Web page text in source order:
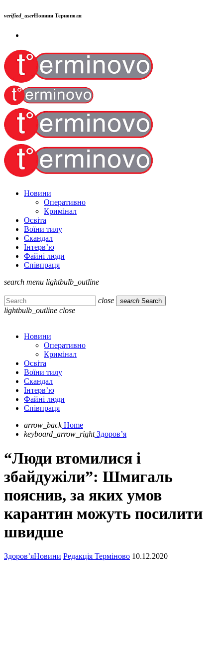
verified_userНовини Тернополя
Новини
Оперативно
Кримінал
Освіта
Воїни тилу
Скандал
Інтерв’ю
Файні люди
Співпраця
search menu lightbulb_outline
close search Search
lightbulb_outline close
Новини
Оперативно
Кримінал
Освіта
Воїни тилу
Скандал
Інтерв’ю
Файні люди
Співпраця
arrow_back Home
keyboard_arrow_right Здоров’я
“Люди втомилися і
збайдужіли”: Шмигаль
пояснив, за яких умов
карантин можуть посилити
швидше
Здоров’яНовини Редакція Терміново 10.12.2020